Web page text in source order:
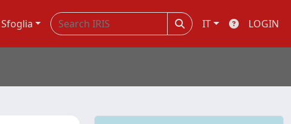
Sfoglia IT LOGIN